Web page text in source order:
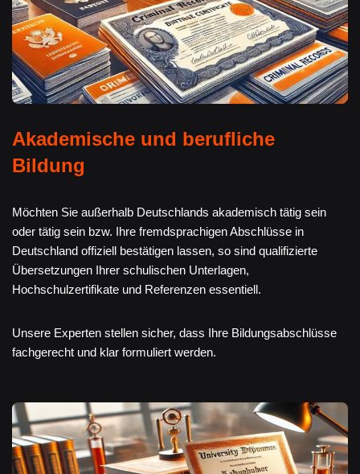
Akademische und berufliche
Bildung
Möchten Sie außerhalb Deutschlands akademisch tätig sein
oder tätig sein bzw. Ihre fremdsprachigen Abschlüsse in
Deutschland offiziell bestätigen lassen, so sind qualifizierte
Übersetzungen Ihrer schulischen Unterlagen,
Hochschulzertifikate und Referenzen essentiell.
Unsere Experten stellen sicher, dass Ihre Bildungsabschlüsse
fachgerecht und klar formuliert werden.